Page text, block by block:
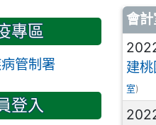
文
會
建
室)
專區
管制署
登入